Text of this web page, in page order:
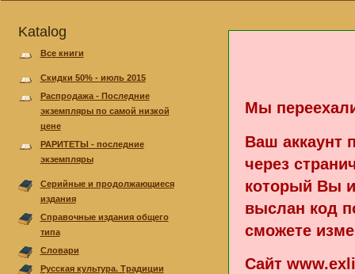
Katalog
Все книги
Скидки 50% - июль 2015
Pаспродажа - Последние
экземпляры по самой низкой
цене
РАРИТЕТЫ - последние
экземпляры
Серийные и продолжающиеся
издания
Справочные издания общего
типа
Cловари
Русская культура. Традиции
Мы
Ваш аккаунт
через
который Вы
выслан код
сможете
Сайт